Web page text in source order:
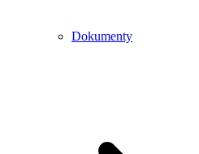
Dokumenty